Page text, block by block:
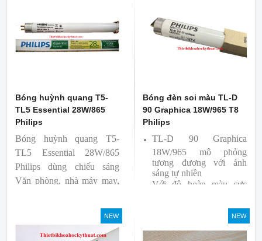
Bóng huỳnh quang T5-
TL5 Essential 28W/865
Philips
Bóng huỳnh quang T5-
TL5 Essential 28W/865
Philips dùng chiếu sáng
Văn phòng, nhà máy may,
Bóng đèn soi màu TL-D
90 Graphica 18W/965 T8
Philips
TL-D 90 Graphica
18W/965 mô phỏng
tương đương với ánh
sáng tự nhiên
Với độ hoàn màu cực
Sản phẩm được sản xuất
bởi hãng Philips, xuất xứ
NEW NEW